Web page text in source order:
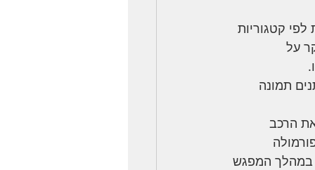
לפי קטגוריות
על
תמונה
הרכב
במהלך המפגש